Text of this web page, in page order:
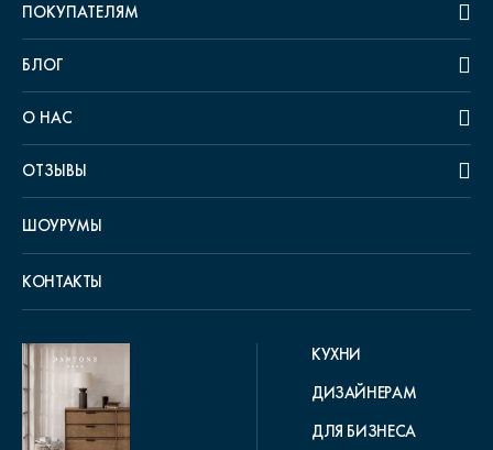
ПОКУПАТЕЛЯМ
БЛОГ
О НАС
ОТЗЫВЫ
ШОУРУМЫ
КОНТАКТЫ
КУХНИ
ДИЗАЙНЕРАМ
ДЛЯ БИЗНЕСА